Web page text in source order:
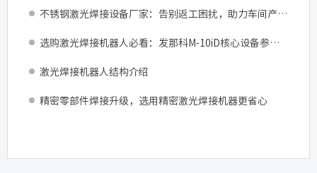
不锈钢激光焊接设备厂家：告别返工困扰，助力车间产能跃升
选购激光焊接机器人必看：发那科M-10iD核心设备参数与产线适配指南
激光焊接机器人结构介绍
精密零部件焊接升级，选用精密激光焊接机器更省心